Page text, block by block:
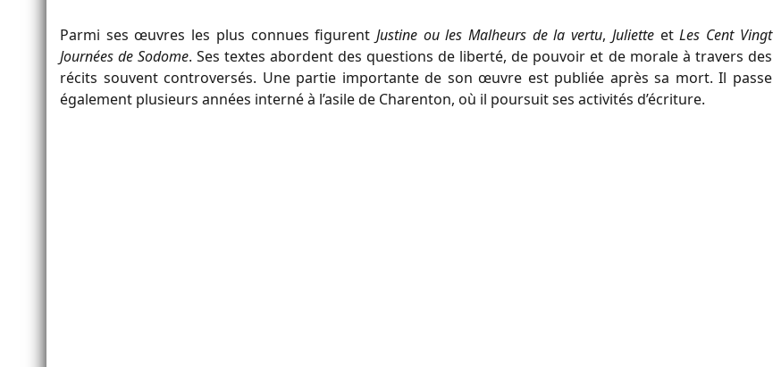
Parmi ses œuvres les plus connues figurent Justine ou les Malheurs de la vertu, JulietteetLes Cent Vingt
Journées de Sodome. Ses textes abordent des questions de liberté, de pouvoir et de morale à travers des
récits souvent controversés. Une partie importante de son œuvre est publiée après sa mort. Il passe
également plusieurs années interné à l’asile de Charenton, où il poursuit ses activités d’écriture.